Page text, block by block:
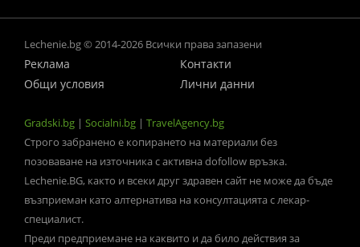
Lechenie.bg © 2014-2026 Всички права запазени
Реклама
Контакти
Общи условия
Лични данни
Gradski.bg | Socialni.bg | TravelAgency.bg
Строго забранено е копирането на материали без
позоваване на източника с активна dofollow връзка.
Lechenie.BG, както и всеки друг здравен сайт не може да бъде
възприеман като алтернатива на консултацията с лекар-
специалист.
Преди предприемане на каквито и да било действия за